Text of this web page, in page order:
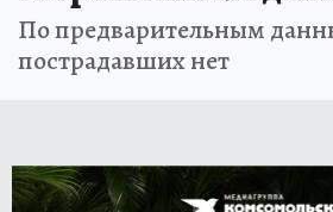
По предварительным
пострадавших нет